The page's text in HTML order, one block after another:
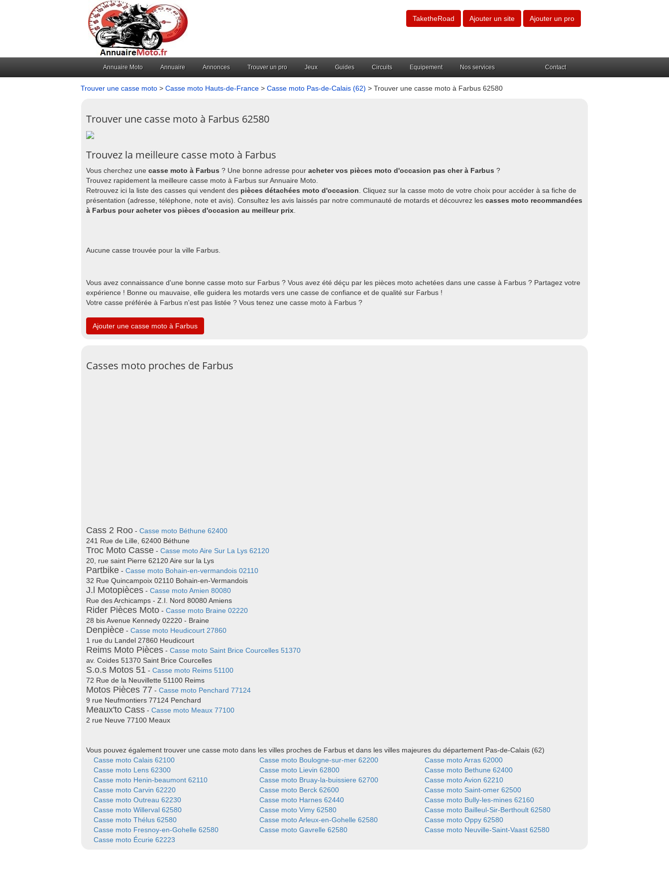
TaketheRoad Ajouter un site Ajouter un pro
Annuaire Moto Annuaire Annonces Trouver un pro Jeux Guides Circuits Equipement Nos services Contact
Trouver une casse moto > Casse moto Hauts-de-France > Casse moto Pas-de-Calais (62) > Trouver une casse moto à Farbus 62580
Trouver une casse moto à Farbus 62580
Trouvez la meilleure casse moto à Farbus
Vous cherchez une casse moto à Farbus ? Une bonne adresse pour acheter vos pièces moto d'occasion pas cher à Farbus ?
Trouvez rapidement la meilleure casse moto à Farbus sur Annuaire Moto.
Retrouvez ici la liste des casses qui vendent des pièces détachées moto d'occasion . Cliquez sur la casse moto de votre choix pour accéder à sa fiche de
présentation (adresse, téléphone, note et avis). Consultez les avis laissés par notre communauté de motards et découvrez les casses moto recommandées
à Farbus pour acheter vos pièces d'occasion au meilleur prix
Aucune casse trouvée pour la ville Farbus.
Vous avez connaissance d'une bonne casse moto sur Farbus ? Vous avez été déçu par les pièces moto achetées dans une casse à Farbus ? Partagez votre
expérience ! Bonne ou mauvaise, elle guidera les motards vers une casse de confiance et de qualité sur Farbus !
Votre casse préférée à Farbus n'est pas listée ? Vous tenez une casse moto à Farbus ?
Ajouter une casse moto à Farbus
Casses moto proches de Farbus
Cass 2 Roo - Casse moto Béthune 62400
241 Rue de Lille, 62400 Béthune
Troc Moto Casse - Casse moto Aire Sur La Lys 62120
20, rue saint Pierre 62120 Aire sur la Lys
Partbike - Casse moto Bohain-en-vermandois 02110
32 Rue Quincampoix 02110 Bohain-en-Vermandois
J.l Motopièces - Casse moto Amien 80080
Rue des Archicamps - Z.I. Nord 80080 Amiens
Rider Pièces Moto - Casse moto Braine 02220
28 bis Avenue Kennedy 02220 - Braine
Denpièce - Casse moto Heudicourt 27860
1 rue du Landel 27860 Heudicourt
Reims Moto Pièces - Casse moto Saint Brice Courcelles 51370
av. Coides 51370 Saint Brice Courcelles
S.o.s Motos 51 - Casse moto Reims 51100
72 Rue de la Neuvillette 51100 Reims
Motos Pièces 77 - Casse moto Penchard 77124
9 rue Neufmontiers 77124 Penchard
Meaux'to Cass - Casse moto Meaux 77100
2 rue Neuve 77100 Meaux
Vous pouvez également trouver une casse moto dans les villes proches de Farbus et dans les villes majeures du département Pas-de-Calais (62)
Casse moto Calais 62100
Casse moto Boulogne-sur-mer 62200
Casse moto Arras 62000
Casse moto Lens 62300
Casse moto Lievin 62800
Casse moto Bethune 62400
Casse moto Henin-beaumont 62110
Casse moto Bruay-la-buissiere 62700
Casse moto Avion 62210
Casse moto Carvin 62220
Casse moto Berck 62600
Casse moto Saint-omer 62500
Casse moto Outreau 62230
Casse moto Harnes 62440
Casse moto Bully-les-mines 62160
Casse moto Willerval 62580
Casse moto Vimy 62580
Casse moto Bailleul-Sir-Berthoult 62580
Casse moto Thélus 62580
Casse moto Arleux-en-Gohelle 62580
Casse moto Oppy 62580
Casse moto Fresnoy-en-Gohelle 62580
Casse moto Gavrelle 62580
Casse moto Neuville-Saint-Vaast 62580
Casse moto Écurie 62223